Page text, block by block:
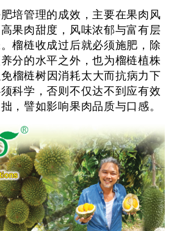
培管理的成效，主要在果肉风
果肉甜度，风味浓郁与富有层
榴梿收成过后就必须施肥，除
分的水平之外，也为榴梿植株
榴梿树因消耗太大而抗病力下
科学，否则不仅达不到应有效
，譬如影响果肉品质与口感。